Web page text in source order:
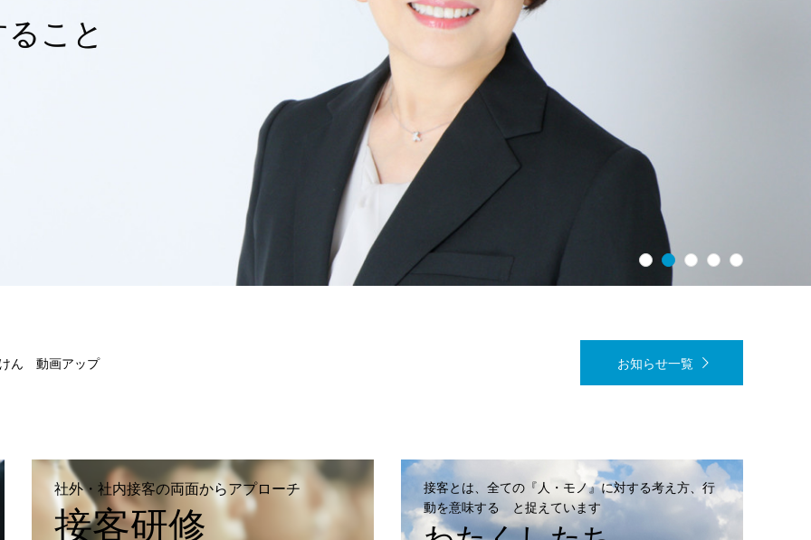
こと
1 2 3 4 5
ん 動画アップ お知らせ一覧
社外・社内接客の両面からアプローチ
接客研修
接客とは、全ての『人・モノ』に対する考え方、行
動を意味する と捉えています